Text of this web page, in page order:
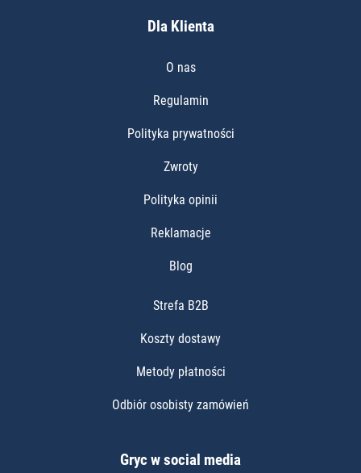
Dla Klienta
O nas
Regulamin
Polityka prywatności
Zwroty
Polityka opinii
Reklamacje
Blog
Strefa B2B
Koszty dostawy
Metody płatności
Odbiór osobisty zamówień
Gryc w social media